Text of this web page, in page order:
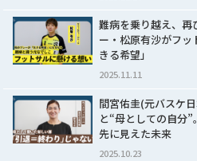
難病を乗り越え、再
ー・松原有沙がフ
きる希望」
2025.11.11
間宮佑圭(元バスケ
と“母としての自分
先に見えた未来
2025.10.23